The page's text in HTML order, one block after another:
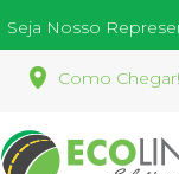
Seja Nosso
Como Chegar!